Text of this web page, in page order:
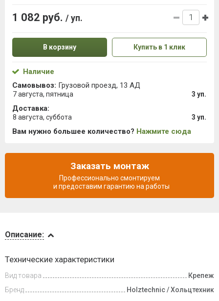
и оплата
Описание:
Технические характеристики
Вид товара
Крепеж
Бренд
Holztechnic / Хольцтехник
1 082 руб. / уп.
В корзину Купить в 1 клик
Наличие
Самовывоз: Грузовой проезд, 13 АД
7 августа, пятница 3 уп.
Доставка:
8 августа, суббота 3 уп.
Вам нужно большее количество? Нажмите сюда
Заказать монтаж
Профессионально смонтируем
и предоставим гарантию на работы